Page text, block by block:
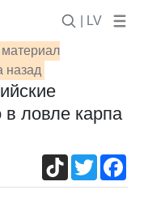
| LV
назад
ловле карпа
TikTokTwitter